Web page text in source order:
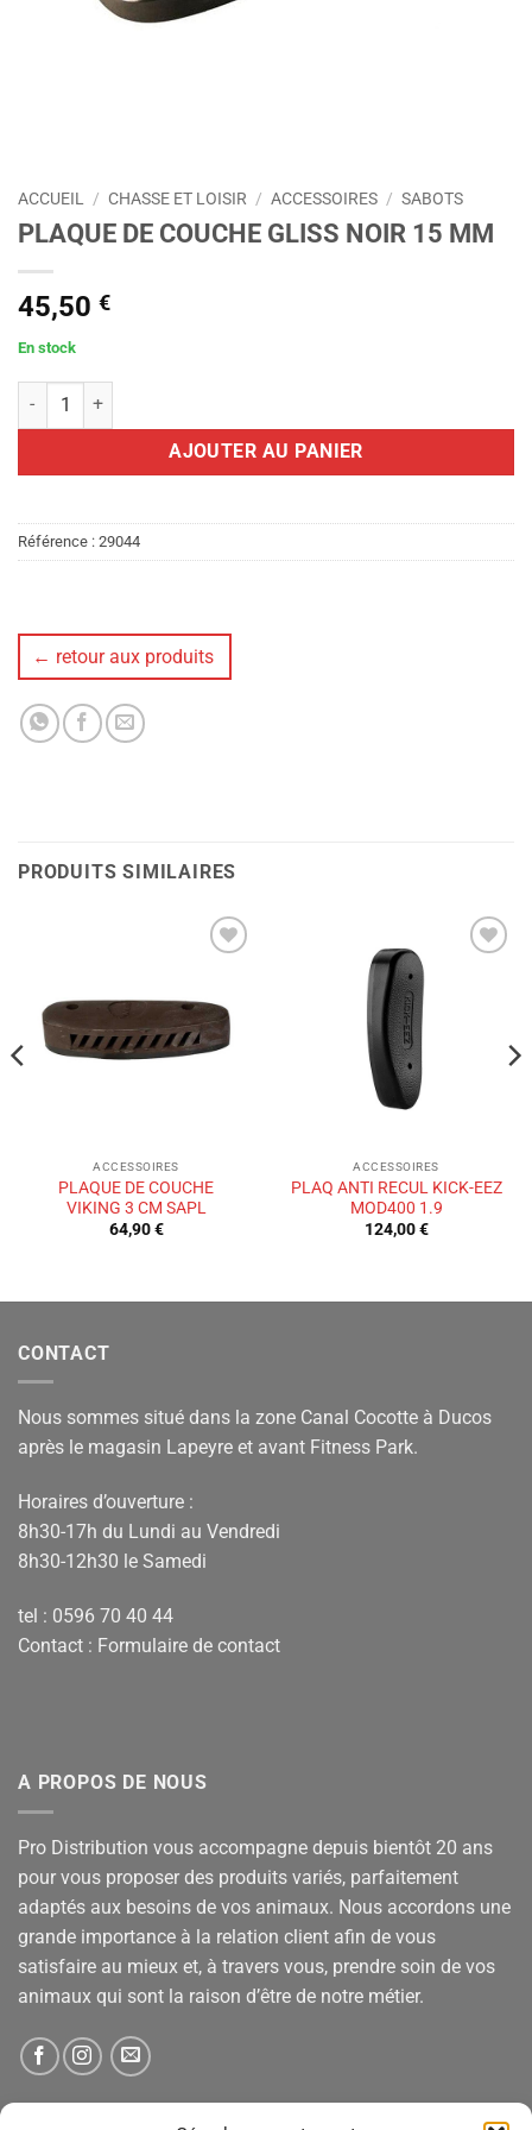
ACCUEIL / CHASSE ET LOISIR / ACCESSOIRES / SABOTS
PLAQUE DE COUCHE GLISS NOIR 15 MM
45,50 €
En stock
quantité de PLAQUE DE COUCHE GLISS NOIR 15 MM
AJOUTER AU PANIER
Référence : 29044
← retour aux produits
PRODUITS SIMILAIRES
de
souhaits
ACCESSOIRES
PLAQUE DE COUCHE
VIKING 3 CM SAPL
64,90€
ACCESSOIRES
PLAQ ANTI RECUL KICK-EEZ
MOD400 1.9
124,00€
CONTACT
Nous sommes situé dans la zone Canal Cocotte à Ducos
après le magasin Lapeyre et avant Fitness Park.
Horaires d’ouverture :
8h30-17h du Lundi au Vendredi
8h30-12h30 le Samedi
tel : 0596 70 40 44
Contact : Formulaire de contact
A PROPOS DE NOUS
Pro Distribution vous accompagne depuis bientôt 20 ans
pour vous proposer des produits variés, parfaitement
adaptés aux besoins de vos animaux. Nous accordons une
grande importance à la relation client afin de vous
satisfaire au mieux et, à travers vous, prendre soin de vos
animaux qui sont la raison d’être de notre métier.